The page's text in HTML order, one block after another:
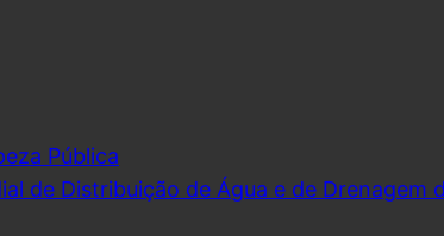
Pública
de Distribuição de Água e de Drenagem